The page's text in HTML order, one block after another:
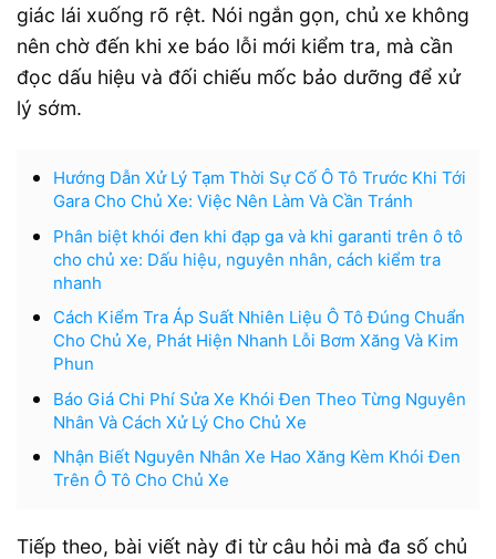
giác lái xuống rõ rệt. Nói ngắn gọn, chủ xe không
nên chờ đến khi xe báo lỗi mới kiểm tra, mà cần
đọc dấu hiệu và đối chiếu mốc bảo dưỡng để xử
lý sớm.
Hướng Dẫn Xử Lý Tạm Thời Sự Cố Ô Tô Trước Khi Tới
Gara Cho Chủ Xe: Việc Nên Làm Và Cần Tránh
Phân biệt khói đen khi đạp ga và khi garanti trên ô tô
cho chủ xe: Dấu hiệu, nguyên nhân, cách kiểm tra
nhanh
Cách Kiểm Tra Áp Suất Nhiên Liệu Ô Tô Đúng Chuẩn
Cho Chủ Xe, Phát Hiện Nhanh Lỗi Bơm Xăng Và Kim
Phun
Báo Giá Chi Phí Sửa Xe Khói Đen Theo Từng Nguyên
Nhân Và Cách Xử Lý Cho Chủ Xe
Nhận Biết Nguyên Nhân Xe Hao Xăng Kèm Khói Đen
Trên Ô Tô Cho Chủ Xe
Tiếp theo, bài viết này đi từ câu hỏi mà đa số chủ